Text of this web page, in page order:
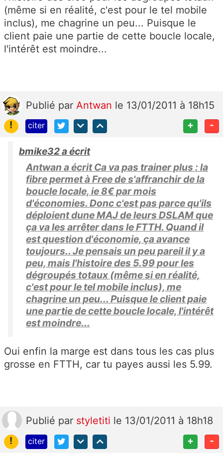
(même si en réalité, c'est pour le tel mobile
inclus), me chagrine un peu... Puisque le
client paie une partie de cette boucle locale,
l'intérêt est moindre...
Publié par Antwan le 13/01/2011 à 18h15
!
citer + -
bmike32 a écrit
Antwan a écrit Ca va pas trainer plus : la
fibre permet à Free de s'affranchir de la
boucle locale, ie 8€ par mois
d'économies. Donc c'est pas parce qu'ils
déploient dune MAJ de leurs DSLAM que
ça va les arrêter dans le FTTH. Quand il
est question d'économie, ça avance
toujours.. Je pensais un peu pareil il y a
peu, mais l'histoire des 5.99 pour les
dégroupés totaux (même si en réalité,
c'est pour le tel mobile inclus), me
chagrine un peu... Puisque le client paie
une partie de cette boucle locale, l'intérêt
est moindre...
Oui enfin la marge est dans tous les cas plus
grosse en FTTH, car tu payes aussi les 5.99.
Publié par styletiti le 13/01/2011 à 18h18
!
citer + -